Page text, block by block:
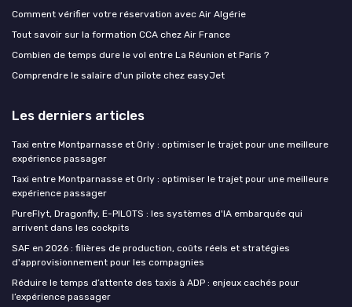
Comment vérifier votre réservation avec Air Algérie
Tout savoir sur la formation CCA chez Air France
Combien de temps dure le vol entre La Réunion et Paris ?
Comprendre le salaire d'un pilote chez easyJet
Les derniers articles
Taxi entre Montparnasse et Orly : optimiser le trajet pour une meilleure
expérience passager
Taxi entre Montparnasse et Orly : optimiser le trajet pour une meilleure
expérience passager
PureFlyt, Dragonfly, E-PILOTS : les systèmes d'IA embarquée qui
arrivent dans les cockpits
SAF en 2026 : filières de production, coûts réels et stratégies
d'approvisionnement pour les compagnies
Réduire le temps d’attente des taxis à ADP : enjeux cachés pour
l’expérience passager